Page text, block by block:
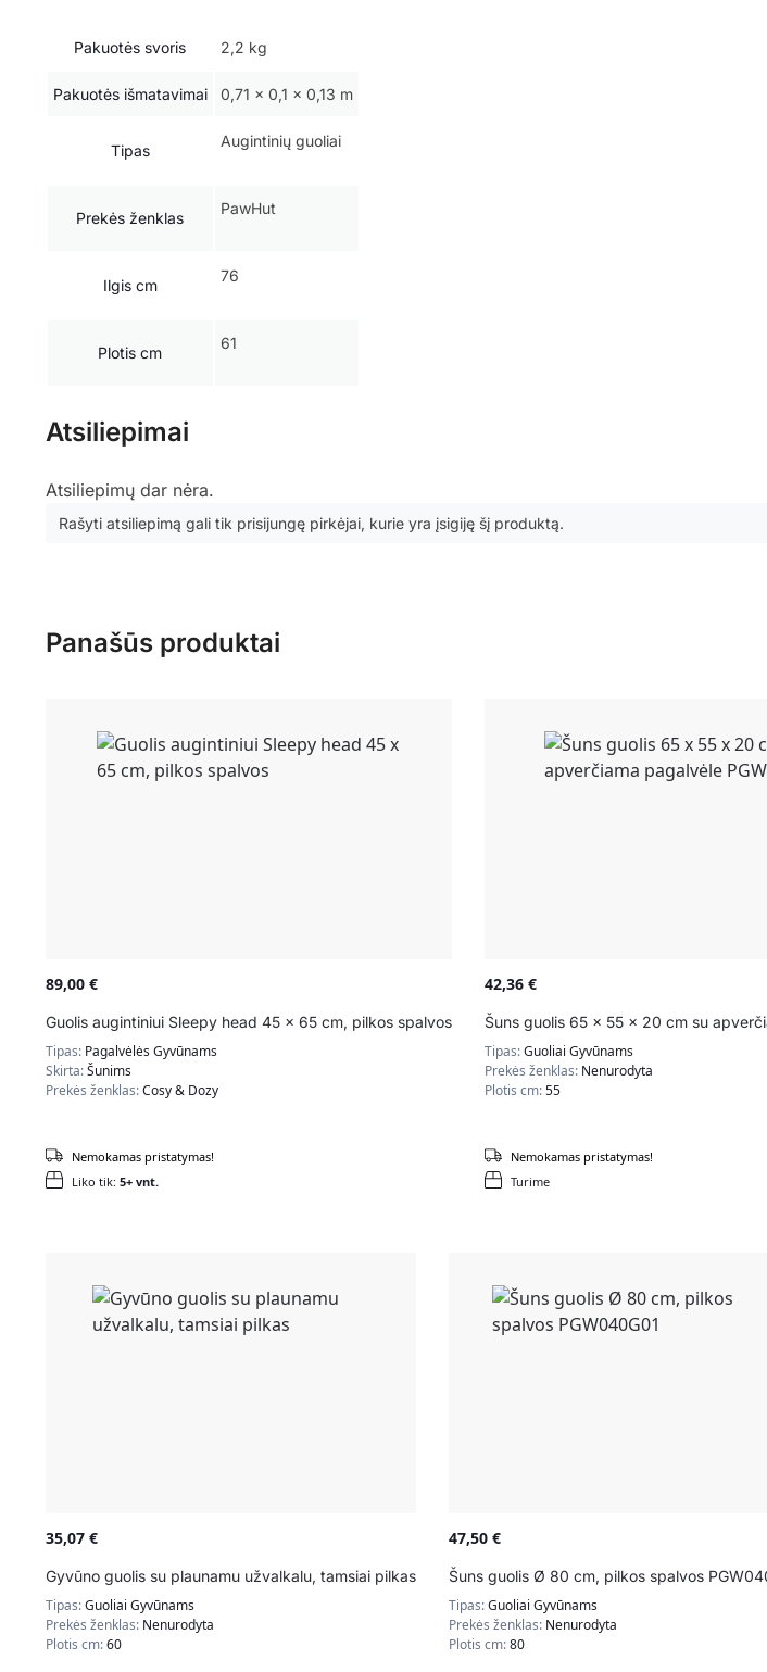
Pakuotės svoris 2,2 kg
Pakuotės išmatavimai 0,71 × 0,1 × 0,13 m
Tipas
Augintinių guoliai
Prekės ženklas
PawHut
Ilgis cm
76
Plotis cm
61
Atsiliepimai
Atsiliepimų dar nėra.
Rašyti atsiliepimą gali tik prisijungę pirkėjai, kurie yra įsigiję šį produktą.
Panašūs produktai
89,00 €
Guolis augintiniui Sleepy head 45 x 65 cm, pilkos spalvos
Tipas: Pagalvėlės Gyvūnams
Skirta:Šunims
Prekės ženklas:Cosy & Dozy
Liko tik: 5+ vnt.
Nemokamas pristatymas!
42,36 €
Šuns guolis 65 x 55 x 20 cm su
Tipas:Guoliai Gyvūnams
Prekės ženklas: Nenurodyta
Plotis cm:55
Turime
Nemokamas pristatymas!
35,07 €
Gyvūno guolis su plaunamu užvalkalu, tamsiai pilkas
Tipas:Guoliai Gyvūnams
Prekės ženklas: Nenurodyta
Plotis cm:60
47,50 €
Šuns guolis Ø 80 cm, pilkos spalvos
Tipas:Guoliai Gyvūnams
Prekės ženklas: Nenurodyta
Plotis cm:80